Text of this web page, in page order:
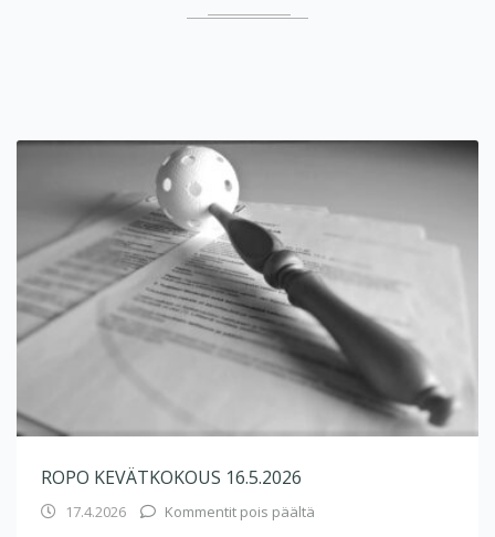
ROPO KEVÄTKOKOUS 16.5.2026
17.4.2026 Kommentit pois päältä